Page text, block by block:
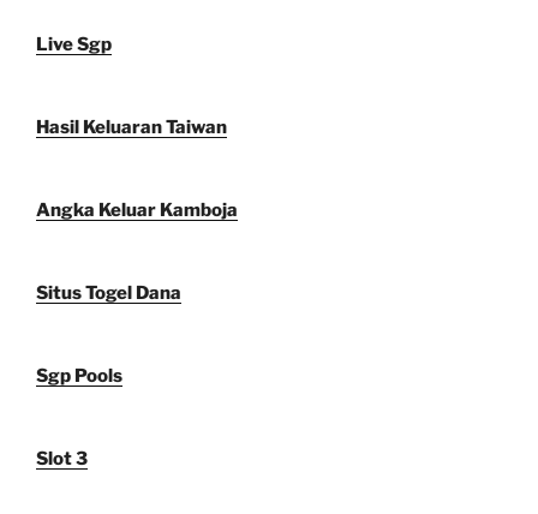
Live Sgp
Hasil Keluaran Taiwan
Angka Keluar Kamboja
Situs Togel Dana
Sgp Pools
Slot 3